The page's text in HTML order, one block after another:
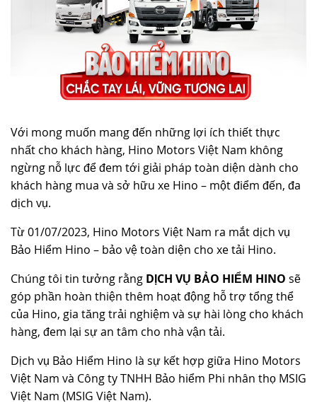
TUYỂN DỤNG
Với mong muốn mang đến những lợi ích thiết thực
nhất cho khách hàng, Hino Motors Việt Nam không
ngừng nỗ lực để đem tới giải pháp toàn diện dành cho
khách hàng mua và sở hữu xe Hino – một điểm đến, đa
dịch vụ.
Từ 01/07/2023, Hino Motors Việt Nam ra mắt dịch vụ
Bảo Hiểm Hino – bảo vệ toàn diện cho xe tải Hino.
Chúng tôi tin tưởng rằng DỊCH VỤ BẢO HIỂM HINO sẽ
góp phần hoàn thiện thêm hoạt động hỗ trợ tổng thể
của Hino, gia tăng trải nghiệm và sự hài lòng cho khách
hàng, đem lại sự an tâm cho nhà vận tải.
Dịch vụ Bảo Hiểm Hino là sự kết hợp giữa Hino Motors
Việt Nam và Công ty TNHH Bảo hiểm Phi nhân thọ MSIG
Việt Nam (MSIG Việt Nam).